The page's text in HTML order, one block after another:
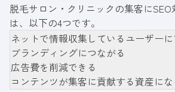
脱毛サロン・クリニックの集客に
は、以下の4つです。
ネットで情報収集しているユーザー
ブランディングにつながる
広告費を削減できる
コンテンツが集客に貢献する資産にな